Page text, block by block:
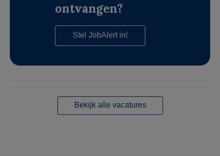
ontvangen?
Stel JobAlert in!
Bekijk alle vacatures